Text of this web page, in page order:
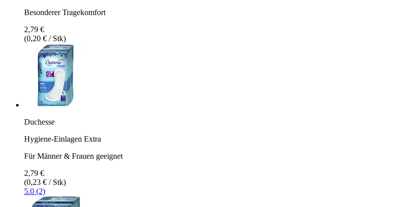
Besonderer Tragekomfort
2,79 €
(0,20 € / Stk)
Duchesse
Hygiene-Einlagen Extra
Für Männer & Frauen geeignet
2,79 €
(0,23 € / Stk)
5.0 (2)